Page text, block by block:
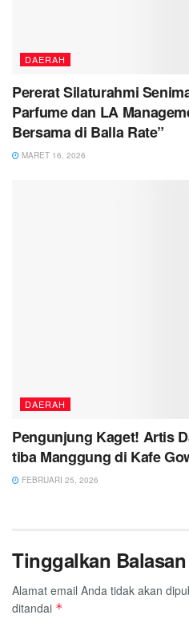
DAERAH
Pererat Silaturahmi
Parfume dan LA
Bersama di Balla Rate”
MARET 16, 2026
DAERAH
Pengunjung Kaget! Artis
tiba Manggung di Kafe
FEBRUARI 25, 2026
Tinggalkan Balasan
Alamat email Anda tidak akan
ditandai *